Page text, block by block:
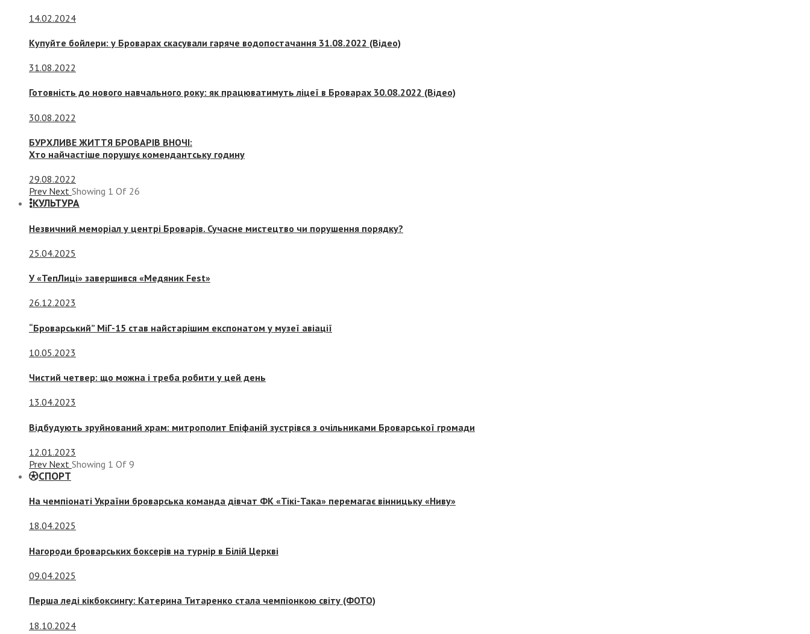
14.02.2024
Купуйте бойлери: у Броварах скасували гаряче водопостачання 31.08.2022 (Відео)
31.08.2022
Готовність до нового навчального року: як працюватимуть ліцеї в Броварах 30.08.2022 (Відео)
30.08.2022
БУРХЛИВЕ ЖИТТЯ БРОВАРІВ ВНОЧІ:
Хто найчастіше порушує комендантську годину
29.08.2022
Prev Next Showing 1 Of 26
КУЛЬТУРА
Незвичний меморіал у центрі Броварів. Сучасне мистецтво чи порушення порядку?
25.04.2025
У «ТепЛиці» завершився «Медяник Fest»
26.12.2023
“Броварський” МіГ-15 став найстарішим експонатом у музеї авіації
10.05.2023
Чистий четвер: що можна і треба робити у цей день
13.04.2023
Відбудують зруйнований храм: митрополит Епіфаній зустрівся з очільниками Броварської громади
12.01.2023
Prev Next Showing 1 Of 9
СПОРТ
На чемпіонаті України броварська команда дівчат ФК «Тікі-Така» перемагає вінницьку «Ниву»
18.04.2025
Нагороди броварських боксерів на турнір в Білій Церкві
09.04.2025
Перша леді кікбоксингу: Катерина Титаренко стала чемпіонкою світу (ФОТО)
18.10.2024